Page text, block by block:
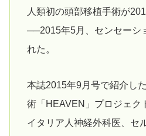
人類初の頭部移植手術が
──2015年5月、センセーシ
れた。
本誌2015年9月号で紹介し
術「HEAVEN」プロジェク
イタリア人神経外科医、セ